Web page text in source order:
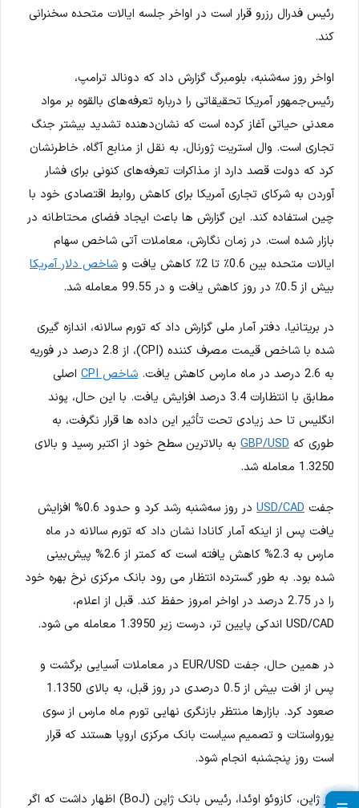
رئیس فدرال رزرو قرار است در اواخر جلسه ایالات متحده سخنرانی
کند.
اواخر روز سه‌شنبه، بلومبرگ گزارش داد که دونالد ترامپ،
رئیس‌جمهور آمریکا تحقیقاتی را درباره تعرفه‌های بالقوه بر مواد
معدنی حیاتی آغاز کرده است که نشان‌دهنده تشدید بیشتر جنگ
تجاری است. وال استریت ژورنال، به نقل از منابع آگاه، خاطرنشان
کرد که دولت قصد دارد از مذاکرات تعرفه‌های کنونی برای فشار
آوردن به شرکای تجاری آمریکا برای کاهش روابط اقتصادی خود با
چین استفاده کند. این گزارش ها باعث ایجاد فضای محتاطانه در
بازار شده است. در زمان نگارش، معاملات آتی شاخص سهام
ایالات متحده بین 0.6٪ تا 2٪ کاهش یافت و
شاخص دلار آمریکا
بیش از 0.5٪ در روز کاهش یافت و در 99.55 معامله شد.
در بریتانیا، دفتر آمار ملی گزارش داد که تورم سالانه، اندازه گیری
شده با شاخص قیمت مصرف کننده (CPI)، از 2.8 درصد در فوریه
به 2.6 درصد در ماه مارس کاهش یافت.
شاخص CPI
اصلی
مطابق با انتظارات 3.4 درصد افزایش یافت. با این حال، پوند
انگلیس تا حد زیادی تحت تأثیر این داده ها قرار نگرفت، به
طوری که GBP/USD به بالاترین سطح خود از اکتبر رسید و بالای
1.3250 معامله شد.
جفت USD/CAD
در روز سه‌شنبه رشد کرد و حدود 0.6% افزایش
یافت پس از اینکه آمار کانادا نشان داد که تورم سالانه در ماه
مارس به 2.3% کاهش یافته است که کمتر از 2.6% پیش‌بینی
شده بود. به طور گسترده انتظار می رود بانک مرکزی نرخ بهره خود
را در 2.75 درصد در اواخر امروز حفظ کند. قبل از اعلام،
USD/CAD اندکی پایین تر، درست زیر 1.3950 معامله می شود.
در همین حال، جفت EUR/USD در معاملات آسیایی برگشت و
پس از افت بیش از 0.5 درصدی در روز قبل، به بالای 1.1350
صعود کرد. بازارها منتظر بازنگری نهایی تورم ماه مارس از سوی
یورواستات و تصمیم سیاست بانک مرکزی اروپا هستند که قرار
است روز پنجشنبه انجام شود.
در ژاپن، کازوئو اوئدا، رئیس بانک ژاپن (BoJ) اظهار داشت که اگر